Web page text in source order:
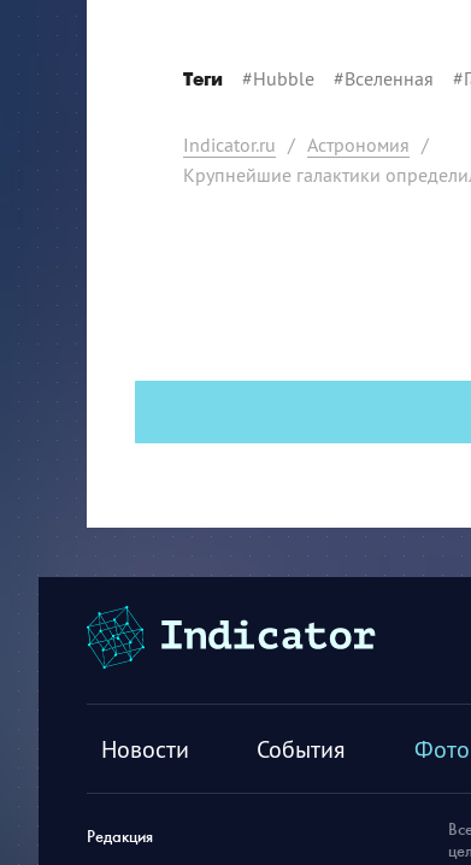
Теги #Hubble #Вселенная #
Indicator.ru / Астрономия /
Крупнейшие галактики
Новости События
Редакция